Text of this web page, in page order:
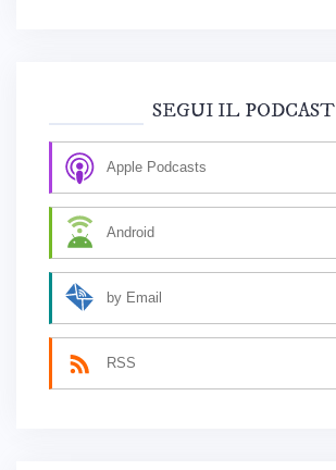
SEGUI IL PODCAST
Apple Podcasts
Android
by Email
RSS